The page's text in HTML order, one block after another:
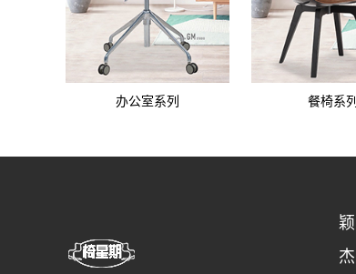
办公室系列 餐椅系列
颖
杰